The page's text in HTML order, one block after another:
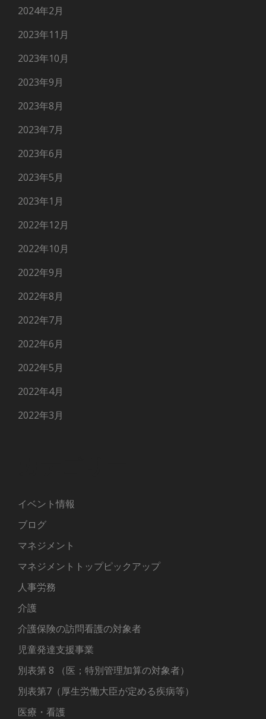
2024年2月
2023年11月
2023年10月
2023年9月
2023年8月
2023年7月
2023年6月
2023年5月
2023年1月
2022年12月
2022年10月
2022年9月
2022年8月
2022年7月
2022年6月
2022年5月
2022年4月
2022年3月
イベント情報
ブログ
マネジメント
マネジメントトップピックアップ
人事労務
介護
介護保険の訪問看護の対象者
児童発達支援事業
別表第 8 （医；特別管理加算の対象者）
別表第7（厚生労働大臣が定める疾病等）
医療・看護